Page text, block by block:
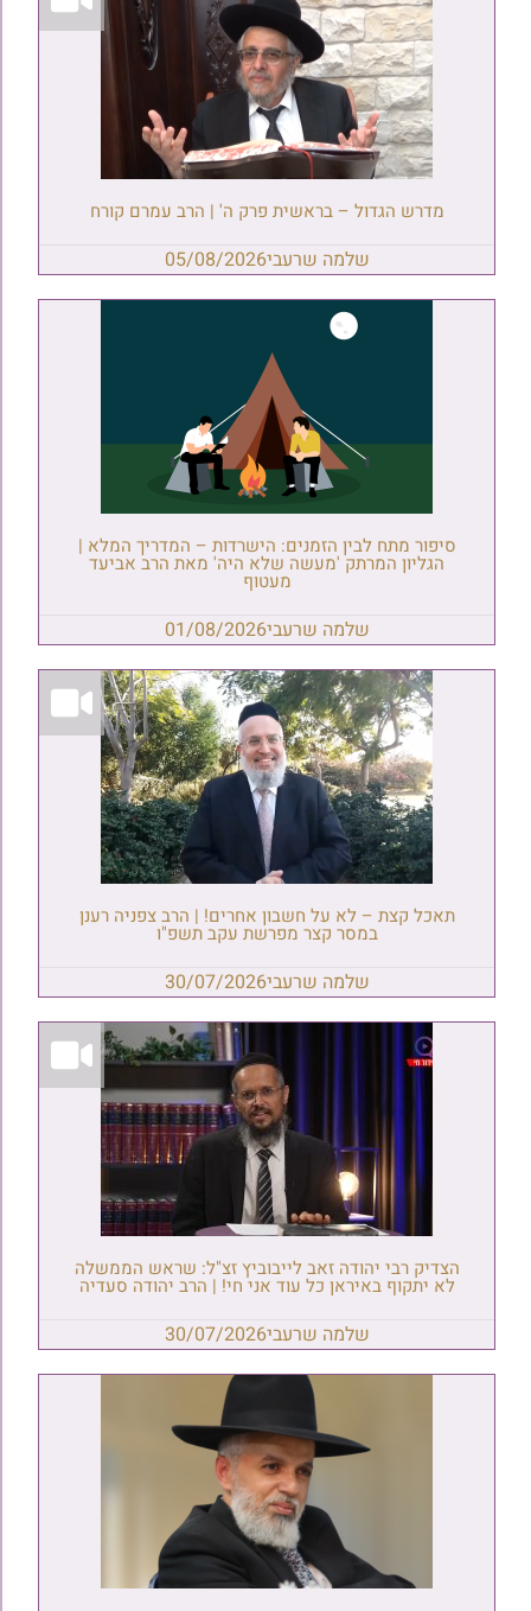
מדרש הגדול – בראשית פרק ה' | הרב עמרם קורח
שלמה שרעבי05/08/2026
סיפור מתח לבין הזמנים: הישרדות – המדריך המלא |
הגליון המרתק 'מעשה שלא היה' מאת הרב אביעד
מעטוף
שלמה שרעבי01/08/2026
תאכל קצת – לא על חשבון אחרים! | הרב צפניה רענן
במסר קצר מפרשת עקב תשפ"ו
שלמה שרעבי30/07/2026
הצדיק רבי יהודה זאב לייבוביץ זצ"ל: שראש הממשלה
לא יתקוף באיראן כל עוד אני חי! | הרב יהודה סעדיה
שלמה שרעבי30/07/2026